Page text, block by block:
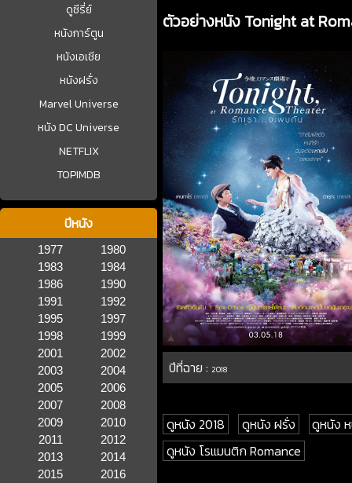
ดูซีรี่ย์
หนังการ์ตูน
หนังเอเชีย
หนังฝรั่ง
Marvel Universe
หนัง DC Universe
NETFLIX
TOPIMDB
ปีหนัง
1977
1980
1983
1984
1986
1990
1991
1992
1995
1997
1998
1999
2001
2002
2003
2004
2005
2006
2007
2008
2009
2010
2011
2012
2013
2014
2015
2016
ตัวอย่างหนัง Tonight at
ปีที่ฉาย :2018
ดูหนัง 2018 ดูหนัง ฝรั่ง
ดูหนัง
ดูหนัง โรแมนติก Romance